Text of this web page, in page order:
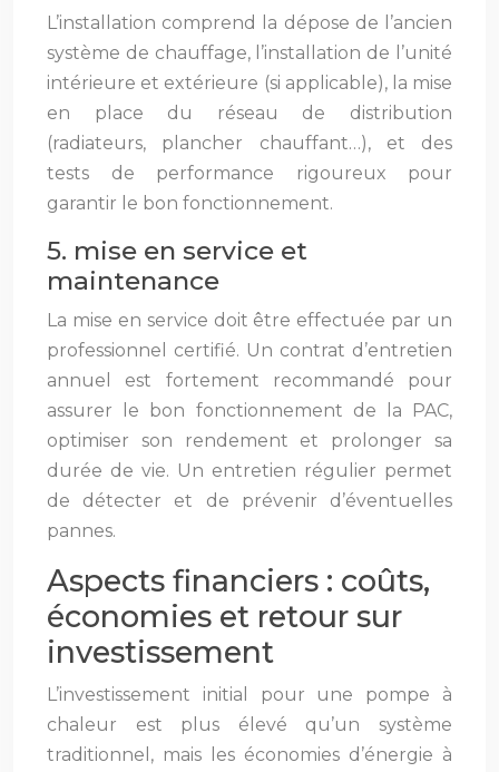
L’installation comprend la dépose de l’ancien
système de chauffage, l’installation de l’unité
intérieure et extérieure (si applicable), la mise
en place du réseau de distribution
(radiateurs, plancher chauffant…), et des
tests de performance rigoureux pour
garantir le bon fonctionnement.
5. mise en service et
maintenance
La mise en service doit être effectuée par un
professionnel certifié. Un contrat d’entretien
annuel est fortement recommandé pour
assurer le bon fonctionnement de la PAC,
optimiser son rendement et prolonger sa
durée de vie. Un entretien régulier permet
de détecter et de prévenir d’éventuelles
pannes.
Aspects financiers : coûts,
économies et retour sur
investissement
L’investissement initial pour une pompe à
chaleur est plus élevé qu’un système
traditionnel, mais les économies d’énergie à